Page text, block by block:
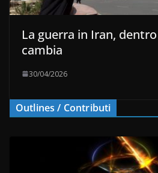
La guerra in Iran,
cambia
30/04/2026
Outlines / Contributi